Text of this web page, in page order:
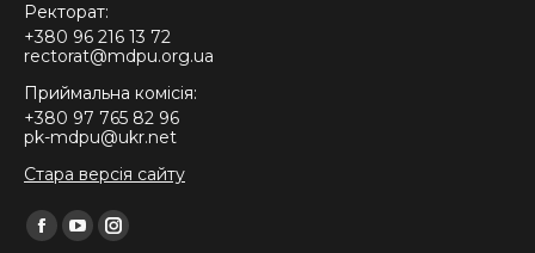
Ректорат:
+380 96 216 13 72
rectorat@mdpu.org.ua
Приймальна комісія:
+380 97 765 82 96
pk-mdpu@ukr.net
Стара версія сайту
Find us on:
Facebook
YouTubeInstagram